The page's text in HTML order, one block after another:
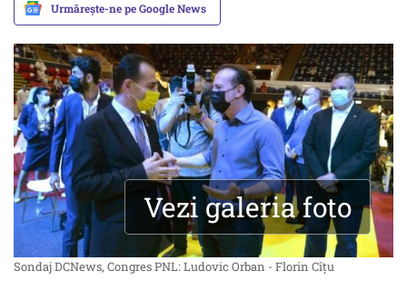
Urmărește-ne pe Google News
Vezi galeria foto
Sondaj DCNews, Congres PNL: Ludovic Orban - Florin Cîțu